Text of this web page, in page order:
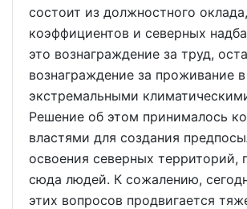
состоит из должностного
коэффициентов и северных
это вознаграждение за труд,
вознаграждение за проживание
экстремальными
Решение об этом принималось
властями для создания
освоения северных территорий,
сюда людей. К сожалению,
этих вопросов продвигается